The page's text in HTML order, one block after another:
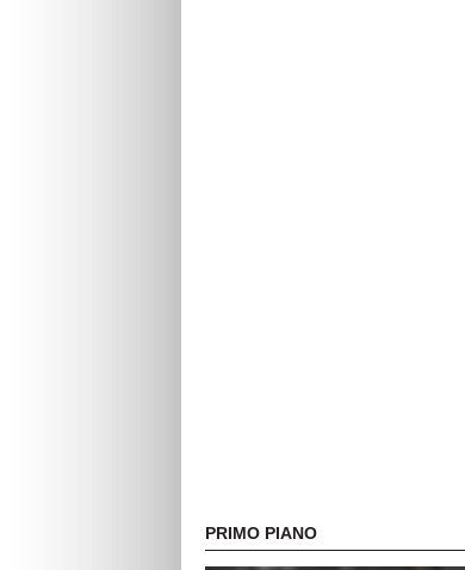
PRIMO PIANO